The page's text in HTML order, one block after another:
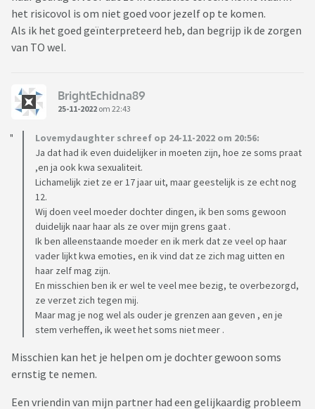
het risicovol is om niet goed voor jezelf op te komen.
Als ik het goed geïnterpreteerd heb, dan begrijp ik de zorgen
van TO wel.
BrightEchidna89
25-11-2022 om 22:43
Lovemydaughter schreef op 24-11-2022 om 20:56:
Ja dat had ik even duidelijker in moeten zijn, hoe ze soms praat
,en ja ook kwa sexualiteit.
Lichamelijk ziet ze er 17 jaar uit, maar geestelijk is ze echt nog
12.
Wij doen veel moeder dochter dingen, ik ben soms gewoon
duidelijk naar haar als ze over mijn grens gaat .
Ik ben alleenstaande moeder en ik merk dat ze veel op haar
vader lijkt kwa emoties, en ik vind dat ze zich mag uitten en
haar zelf mag zijn.
En misschien ben ik er wel te veel mee bezig, te overbezorgd,
ze verzet zich tegen mij.
Maar mag je nog wel als ouder je grenzen aan geven , en je
stem verheffen, ik weet het soms niet meer .
Misschien kan het je helpen om je dochter gewoon soms
ernstig te nemen.
Een vriendin van mijn partner had een gelijkaardig probleem